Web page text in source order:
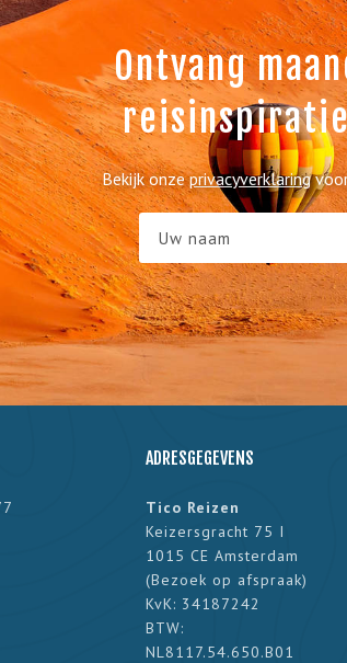
Ontvang
Bekijk onzeprivacyverklaring
ADRESGEGEVENS
Tico Reizen
Keizersgracht 75 I
1015 CE Amsterdam
(Bezoek op afspraak)
KvK: 34187242
BTW:
NL8117.54.650.B01